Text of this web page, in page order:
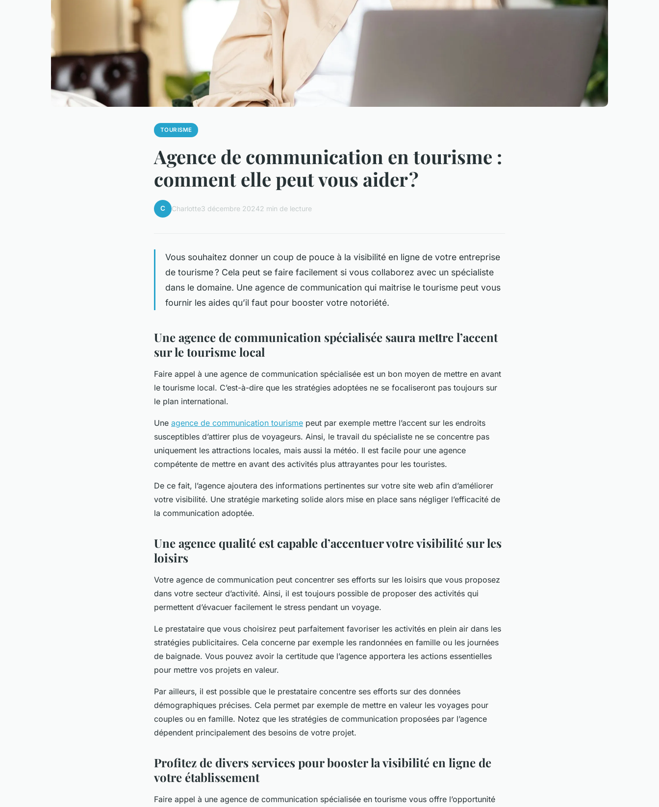
TOURISME
Agence de communication en tourisme :
comment elle peut vous aider ?
C Charlotte3 décembre 20242 min de lecture
Vous souhaitez donner un coup de pouce à la visibilité en ligne de votre entreprise
de tourisme ? Cela peut se faire facilement si vous collaborez avec un spécialiste
dans le domaine. Une agence de communication qui maitrise le tourisme peut vous
fournir les aides qu’il faut pour booster votre notoriété.
Une agence de communication spécialisée saura mettre l’accent
sur le tourisme local
Faire appel à une agence de communication spécialisée est un bon moyen de mettre en avant
le tourisme local. C’est-à-dire que les stratégies adoptées ne se focaliseront pas toujours sur
le plan international.
Une agence de communication tourisme peut par exemple mettre l’accent sur les endroits
susceptibles d’attirer plus de voyageurs. Ainsi, le travail du spécialiste ne se concentre pas
uniquement les attractions locales, mais aussi la météo. Il est facile pour une agence
compétente de mettre en avant des activités plus attrayantes pour les touristes.
De ce fait, l’agence ajoutera des informations pertinentes sur votre site web afin d’améliorer
votre visibilité. Une stratégie marketing solide alors mise en place sans négliger l’efficacité de
la communication adoptée.
Une agence qualité est capable d’accentuer votre visibilité sur les
loisirs
Votre agence de communication peut concentrer ses efforts sur les loisirs que vous proposez
dans votre secteur d’activité. Ainsi, il est toujours possible de proposer des activités qui
permettent d’évacuer facilement le stress pendant un voyage.
Le prestataire que vous choisirez peut parfaitement favoriser les activités en plein air dans les
stratégies publicitaires. Cela concerne par exemple les randonnées en famille ou les journées
de baignade. Vous pouvez avoir la certitude que l’agence apportera les actions essentielles
pour mettre vos projets en valeur.
Par ailleurs, il est possible que le prestataire concentre ses efforts sur des données
démographiques précises. Cela permet par exemple de mettre en valeur les voyages pour
couples ou en famille. Notez que les stratégies de communication proposées par l’agence
dépendent principalement des besoins de votre projet.
Profitez de divers services pour booster la visibilité en ligne de
votre établissement
Faire appel à une agence de communication spécialisée en tourisme vous offre l’opportunité